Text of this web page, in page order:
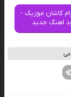
کاشان موزیک -
اهنگ جدید
لینکدین